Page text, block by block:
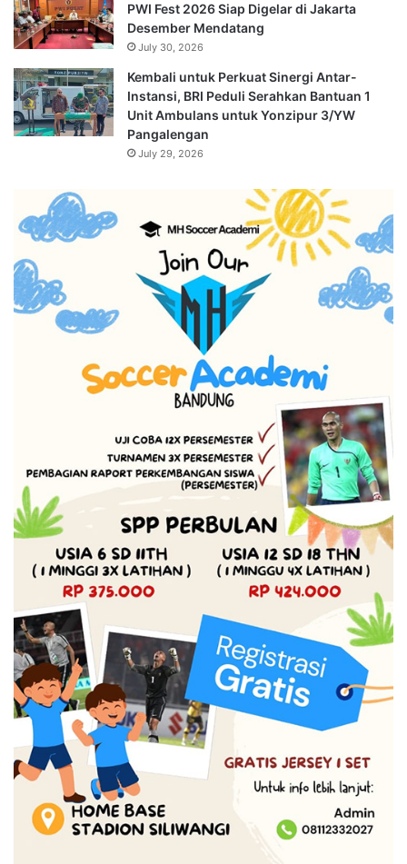
PWI Fest 2026 Siap Digelar di Jakarta
Desember Mendatang
July 30, 2026
Kembali untuk Perkuat Sinergi Antar-
Instansi, BRI Peduli Serahkan Bantuan 1
Unit Ambulans untuk Yonzipur 3/YW
Pangalengan
July 29, 2026